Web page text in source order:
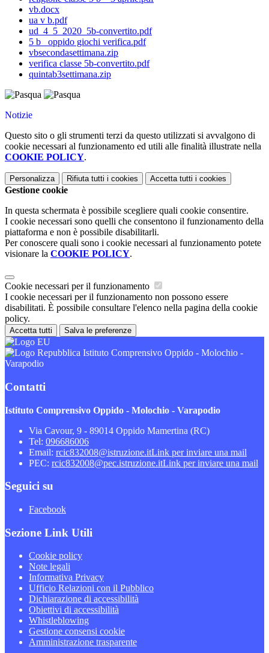
vb.docx
ua v b.pdf
ud_4_5_2020_5b-convertito.pdf
5 b _oppido giochi verifica.pdf
vbsecondasettimana.zip
verifica classe 5b-convertito.pdf
quintab3settimana.zip
Notizie
Questo sito o gli strumenti terzi da questo utilizzati si avvalgono di
cookie necessari al funzionamento ed utili alle finalità illustrate nella
COOKIE POLICY.
Personalizza Rifiuta tutti i cookies Accetta tutti i cookies
Gestione cookie
In questa schermata è possibile scegliere quali cookie consentire.
I cookie necessari sono quelli che consentono il funzionamento della
piattaforma e non è possibile disabilitarli.
Per conoscere quali sono i cookie necessari al funzionamento potete
visionare la COOKIE POLICY.
Cookie necessari per il funzionamento
I cookie necessari per il funzionamento non possono essere
disabilitati. È possibile consultare l'elenco nella pagina della cookie
policy.
Accetta tutti Salva le preferenze
Istituto Comprensivo Oppido - Molochio -
Varapodio
Contatti
Istituto Comprensivo Oppido - Molochio - Varapodio
Via Cavour, 9 - 89014 Oppido Mamertina (RC)
Tel: 096686006
Email: rcic832008@istruzione.itLink per inviare una mail
PEC: rcic832008@pec.istruzione.itLink per inviare una mail
Seguici su
Facebook
Sezione Link Utili
Cookie policy
Note legali
Informativa Privacy
Ufficio Relazioni con il Pubblico
Dichiarazione di accessibilità
Obiettivi di accessibilità
Whistleblowing
Gestione consensi cookie
Amministrazione trasparente